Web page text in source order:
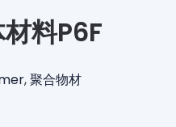
料P6F
,聚合物材